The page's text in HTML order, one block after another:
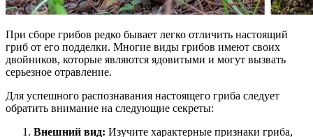
При сборе грибов редко бывает легко отличить настоящий
гриб от его подделки. Многие виды грибов имеют своих
двойников, которые являются ядовитыми и могут вызвать
серьезное отравление.
Для успешного распознавания настоящего гриба следует
обратить внимание на следующие секреты:
Внешний вид: Изучите характерные признаки гриба,